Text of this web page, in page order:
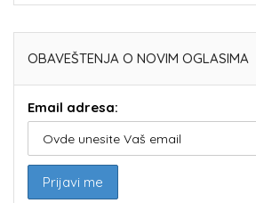
OBAVEŠTENJA O NOVIM OGLASIMA
Email adresa: